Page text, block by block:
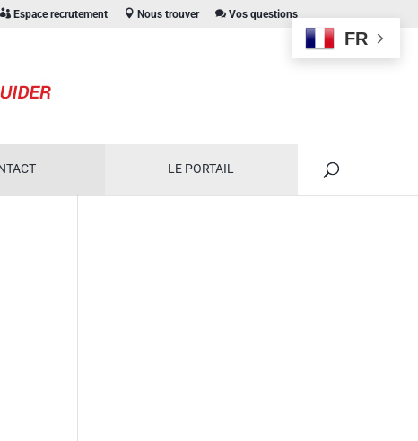
Espace recrutement Nous trouver Vos questions
LE PORTAIL
FR